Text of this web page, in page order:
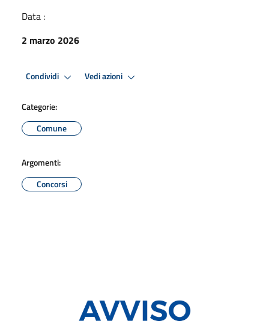
Data :
2 marzo 2026
Condividi Vedi azioni
Categorie:
Comune
Argomenti:
Concorsi